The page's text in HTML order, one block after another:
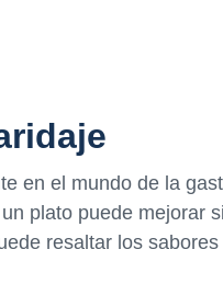
en el mundo de la
plato puede mejorar
resaltar los